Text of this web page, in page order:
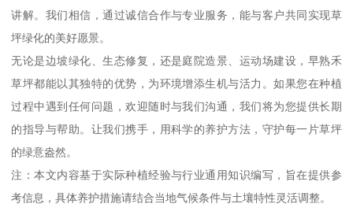
讲解。我们相信，通过诚信合作与专业服务，能与客户共同实现草
坪绿化的美好愿景。
无论是边坡绿化、生态修复，还是庭院造景、运动场建设，早熟禾
草坪都能以其独特的优势，为环境增添生机与活力。如果您在种植
过程中遇到任何问题，欢迎随时与我们沟通，我们将为您提供长期
的指导与帮助。让我们携手，用科学的养护方法，守护每一片草坪
的绿意盎然。
注：本文内容基于实际种植经验与行业通用知识编写，旨在提供参
考信息，具体养护措施请结合当地气候条件与土壤特性灵活调整。